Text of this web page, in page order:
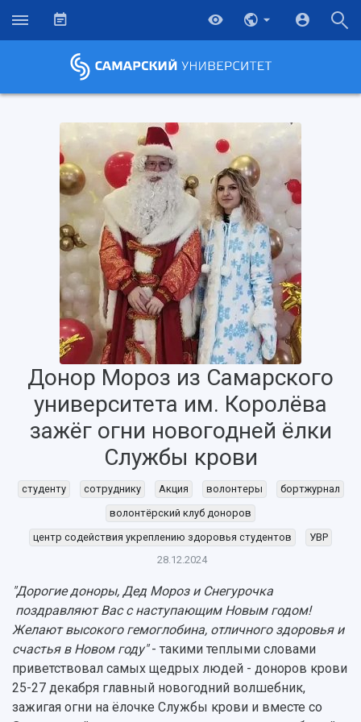
Руководство
Наблюдательный совет
Попечительский совет
Ученый совет
Ректорат
Кадровый резерв
Главные новости
События
СМИ об университете
Пресс-центр
Газета "Полет"
Газета "Самарский университет"
Почему я выбираю Самарский университет?
Магистратура
Аспирантура
Формы обучения
Учебные планы
Дополнительное образование
Институты и факультеты
Научно-исследовательская деятельность
Основные научные направления
Подготовка научных кадров
Конкурс на замещение должностей научных
работников
Научно-технический совет
Научные проекты и темы
Аспирантура и докторантура
Донор Мороз из Самарского
университета им. Королёва
зажёг огни новогодней ёлки
Службы крови
студенту сотруднику Акция волонтеры
бортжурнал
волонтёрский клуб доноров
центр содействия укреплению здоровья студентов
УВР
28.12.2024
"Дорогие доноры, Дед Мороз и Снегурочка
поздравляют Вас с наступающим Новым годом!
Желают высокого гемоглобина, отличного здоровья и
счастья в Новом году"- такими теплыми словами
приветствовал самых щедрых людей - доноров крови
25-27 декабря главный новогодний волшебник,
зажигая огни на ёлочке Службы крови и вместе со